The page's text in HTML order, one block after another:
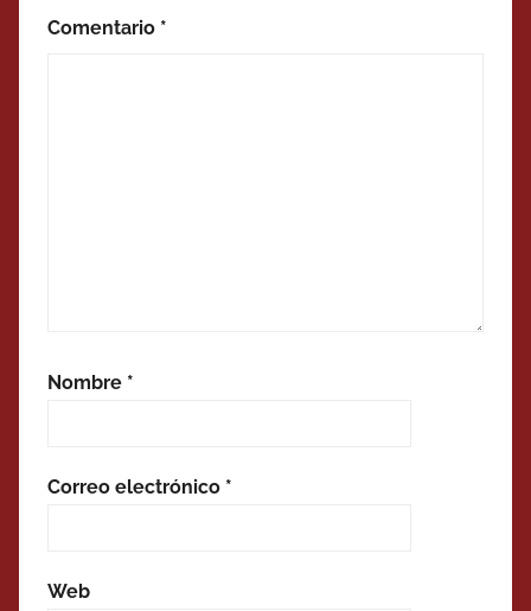
Comentario *
Nombre *
Correo electrónico *
Web